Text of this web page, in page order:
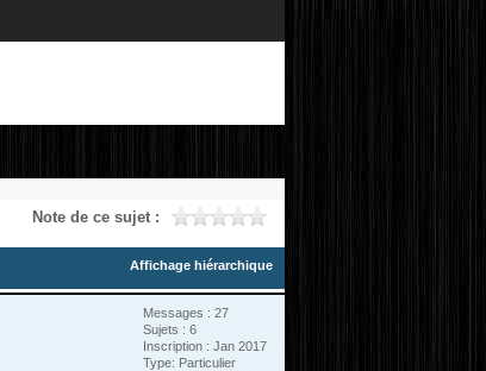
Note de ce sujet :
Affichage hiérarchique
Messages : 27
Sujets : 6
Inscription : Jan 2017
Type: Particulier